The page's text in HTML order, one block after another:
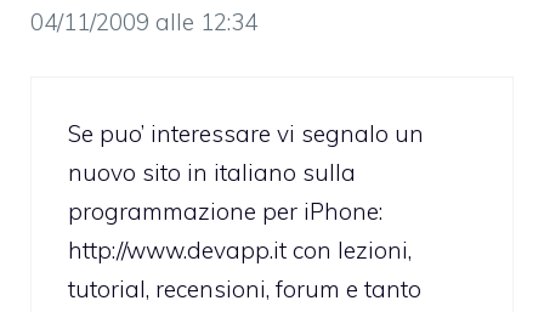
04/11/2009 alle 12:34
Se puo’ interessare vi segnalo un
nuovo sito in italiano sulla
programmazione per iPhone:
http://www.devapp.it con lezioni,
tutorial, recensioni, forum e tanto